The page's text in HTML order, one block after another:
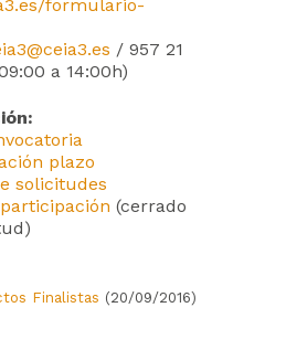
formulario-
/ 957 21
a 14:00h)
plazo
solicitudes
(cerrado
Finalistas (20/09/2016)